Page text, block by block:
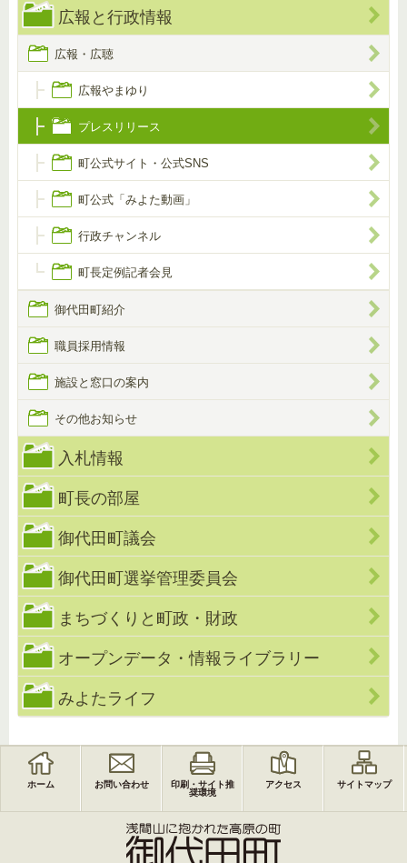
広報と行政情報
広報・広聴
広報やまゆり
プレスリリース
町公式サイト・公式SNS
町公式「みよた動画」
行政チャンネル
町長定例記者会見
御代田町紹介
職員採用情報
施設と窓口の案内
その他お知らせ
入札情報
町長の部屋
御代田町議会
御代田町選挙管理委員会
まちづくりと町政・財政
オープンデータ・情報ライブラリー
みよたライフ
ホーム お問い合わせ
印刷・サイト推
奨環境
アクセス サイトマップ